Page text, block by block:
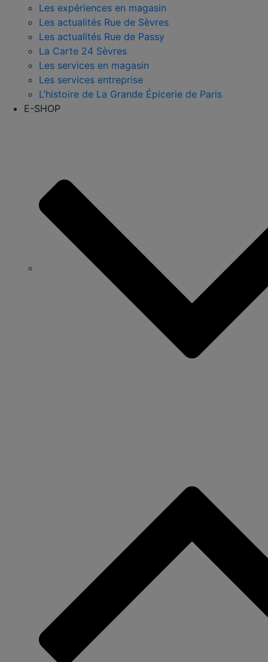
Les expériences en magasin
Les actualités Rue de Sèvres
Les actualités Rue de Passy
La Carte 24 Sèvres
Les services en magasin
Les services entreprise
L’histoire de La Grande Épicerie de Paris
E-SHOP